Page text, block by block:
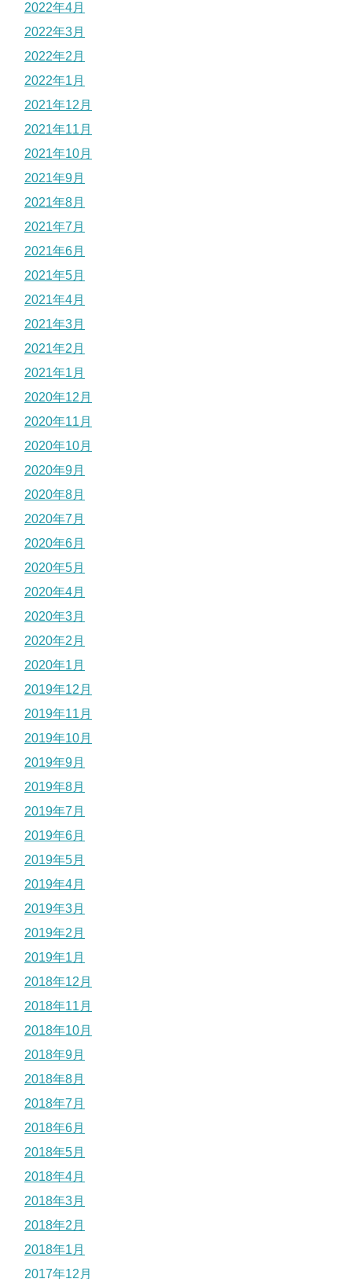
2022年4月
2022年3月
2022年2月
2022年1月
2021年12月
2021年11月
2021年10月
2021年9月
2021年8月
2021年7月
2021年6月
2021年5月
2021年4月
2021年3月
2021年2月
2021年1月
2020年12月
2020年11月
2020年10月
2020年9月
2020年8月
2020年7月
2020年6月
2020年5月
2020年4月
2020年3月
2020年2月
2020年1月
2019年12月
2019年11月
2019年10月
2019年9月
2019年8月
2019年7月
2019年6月
2019年5月
2019年4月
2019年3月
2019年2月
2019年1月
2018年12月
2018年11月
2018年10月
2018年9月
2018年8月
2018年7月
2018年6月
2018年5月
2018年4月
2018年3月
2018年2月
2018年1月
2017年12月